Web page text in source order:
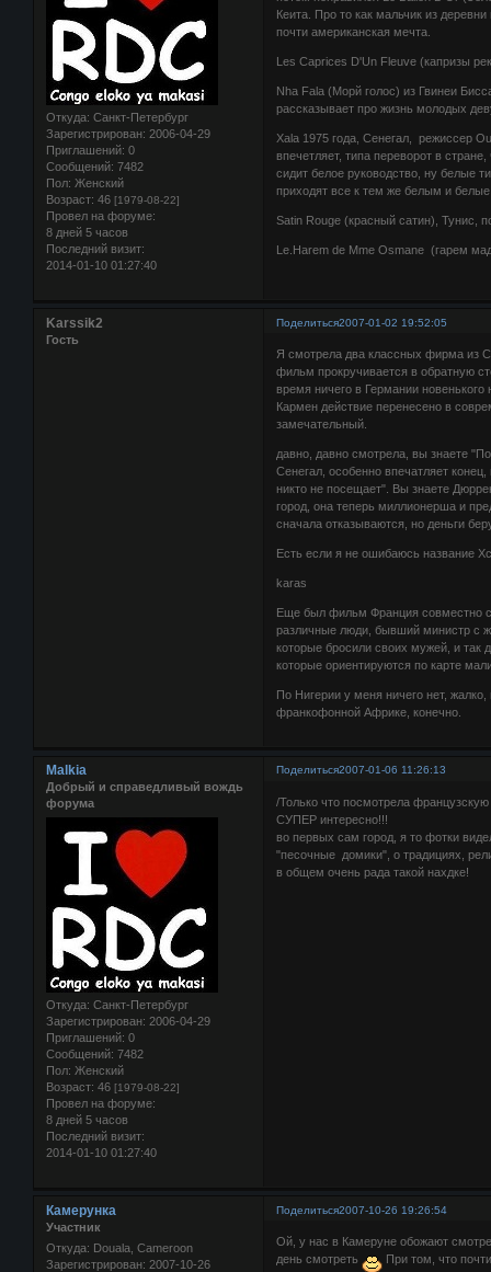
Откуда: Санкт-Петербург
Зарегистрирован: 2006-04-29
Приглашений: 0
Сообщений: 7482
Пол: Женский
Возраст: 46 [1979-08-22]
Провел на форуме:
8 дней 5 часов
Последний визит:
2014-01-10 01:27:40
Кеита. Про то как мальчик из
почти американская мечта.
Les Caprices D'Un Fleuve (капризы
Nha Fala (Морй голос) из Гвинеи
рассказывает про жизнь молодых
Xala 1975 года, Сенегал, режиссер
впечетляет, типа переворот в
сидит белое руководство, ну белые
приходят все к тем же белым и
Satin Rouge (красный сатин), Тунис,
Le.Harem de Mme Osmane (гарем
Поделиться2007-01-02 19:52:05
Karssik2
Гость
Я смотрела два классных фирма из
фильм прокручивается в обратную
время ничего в Германии
Кармен действие перенесено в
замечательный.
давно, давно смотрела, вы знаете
Сенегал, особенно впечатляет
никто не посещает". Вы знаете
город, она теперь миллионерша и
сначала отказываются, но деньги
Есть если я не ошибаюсь название
karas
Еще был фильм Франция совместно
различные люди, бывший министр с
которые бросили своих мужей, и так
которые ориентируются по карте
По Нигерии у меня ничего нет,
франкофонной Африке, конечно.
Поделиться2007-01-06 11:26:13
Malkia
Добрый и справедливый вождь
форума
Откуда: Санкт-Петербург
Зарегистрирован: 2006-04-29
Приглашений: 0
Сообщений: 7482
Пол: Женский
Возраст: 46 [1979-08-22]
Провел на форуме:
8 дней 5 часов
Последний визит:
2014-01-10 01:27:40
/Только что посмотрела
СУПЕР интересно!!!
во первых сам город, я то фотки
"песочные домики", о традициях,
в общем очень рада такой нахдке!
Поделиться2007-10-26 19:26:54
Камерунка
Участник
Откуда: Douala, Cameroon
Зарегистрирован: 2007-10-26
Ой, у нас в Камеруне обожают
день смотреть
При том, что